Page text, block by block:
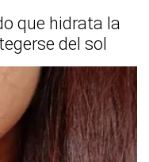
que hidrata la
del sol